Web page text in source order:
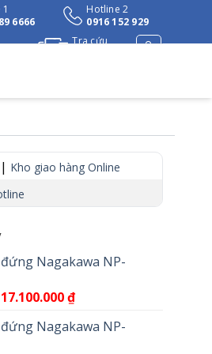
6666
Hotline 2
0916 152 929
Tra cứu
| Kho giao hàng Online
Nagakawa NP-
Giá
là:
17.100.000₫Giá
tại
Nagakawa NP-